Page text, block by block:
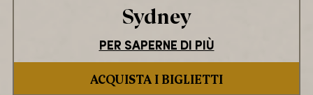
Sydney
PER SAPERNE DI PIÙ
ACQUISTA I BIGLIETTI